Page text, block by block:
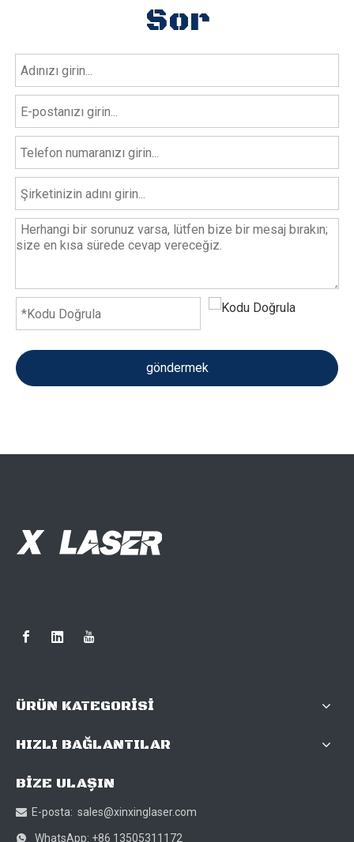
Sor
göndermek
ÜRÜN KATEGORİSİ
HIZLI BAĞLANTILAR
BİZE ULAŞIN
 E-posta: sales@xinxinglaser.com
 WhatsApp: +86 13505311172